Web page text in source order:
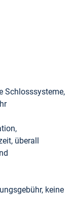
Schlosssysteme,
überall
keine